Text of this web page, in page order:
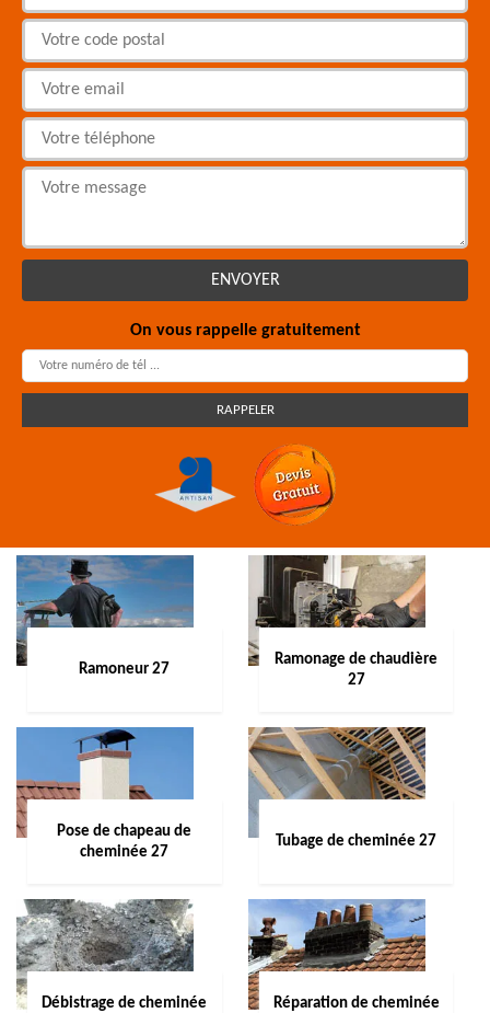
On vous rappelle gratuitement
Ramoneur 27
Ramonage de chaudière
27
Pose de chapeau de
cheminée 27
Tubage de cheminée 27
Débistrage de cheminée
Réparation de cheminée